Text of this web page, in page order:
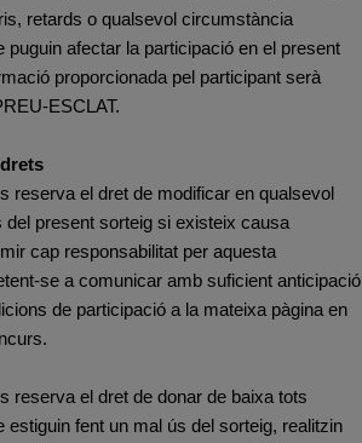
retards o qualsevol circumstància
puguin afectar la participació en el present
proporcionada pel participant serà
ESCLAT.
reserva el dret de modificar en qualsevol
del present sorteig si existeix causa
cap responsabilitat per aquesta
se a comunicar amb suficient anticipació
de participació a la mateixa pàgina en
reserva el dret de donar de baixa tots
estiguin fent un mal ús del sorteig, realitzin